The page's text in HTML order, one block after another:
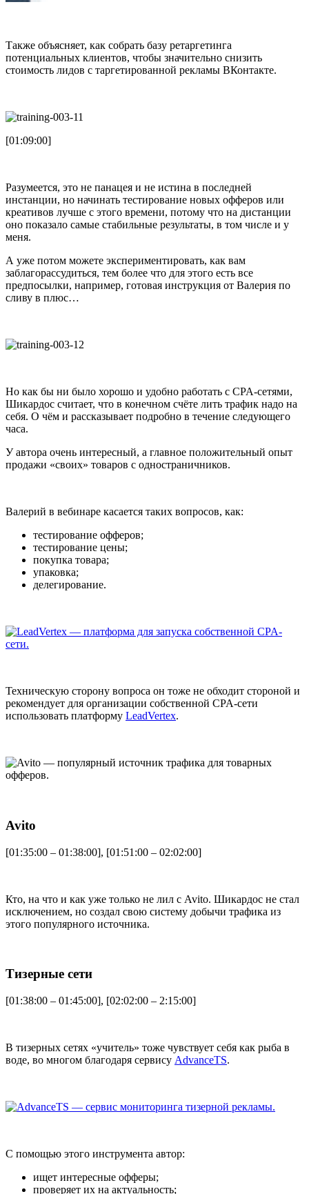
Также объясняет, как собрать базу ретаргетинга
потенциальных клиентов, чтобы значительно снизить
стоимость лидов с таргетированной рекламы ВКонтакте.
[01:09:00]
Разумеется, это не панацея и не истина в последней
инстанции, но начинать тестирование новых офферов или
креативов лучше с этого времени, потому что на дистанции
оно показало самые стабильные результаты, в том числе и у
меня.
А уже потом можете экспериментировать, как вам
заблагорассудиться, тем более что для этого есть все
предпосылки, например, готовая инструкция от Валерия по
сливу в плюс…
Но как бы ни было хорошо и удобно работать с CPA-сетями,
Шикардос считает, что в конечном счёте лить трафик надо на
себя. О чём и рассказывает подробно в течение следующего
часа.
У автора очень интересный, а главное положительный опыт
продажи «своих» товаров с одностраничников.
Валерий в вебинаре касается таких вопросов, как:
тестирование офферов;
тестирование цены;
покупка товара;
упаковка;
делегирование.
Техническую сторону вопроса он тоже не обходит стороной и
рекомендует для организации собственной CPA-сети
использовать платформу LeadVertex.
Avito
[01:35:00 – 01:38:00], [01:51:00 – 02:02:00]
Кто, на что и как уже только не лил с Avito. Шикардос не стал
исключением, но создал свою систему добычи трафика из
этого популярного источника.
Тизерные сети
[01:38:00 – 01:45:00], [02:02:00 – 2:15:00]
В тизерных сетях «учитель» тоже чувствует себя как рыба в
воде, во многом благодаря сервису AdvanceTS.
C помощью этого инструмента автор:
ищет интересные офферы;
проверяет их на актуальность;